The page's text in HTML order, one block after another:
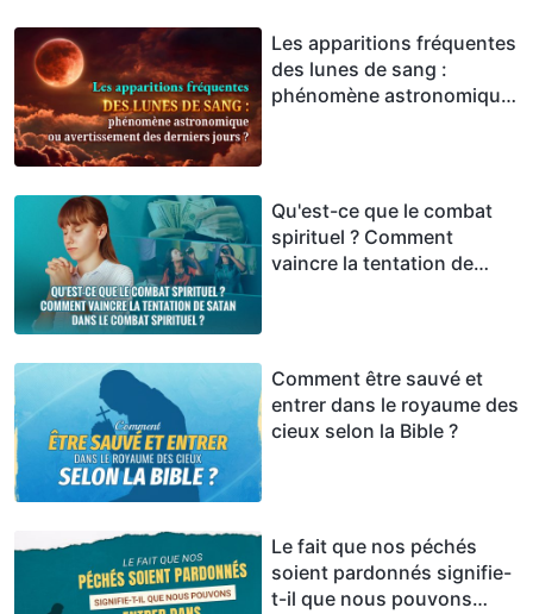
Les apparitions fréquentes
des lunes de sang :
phénomène astronomique
Qu'est-ce que le combat
spirituel ? Comment
vaincre la tentation de
Comment être sauvé et
entrer dans le royaume des
cieux selon la Bible ?
Le fait que nos péchés
soient pardonnés signifie-
t-il que nous pouvons